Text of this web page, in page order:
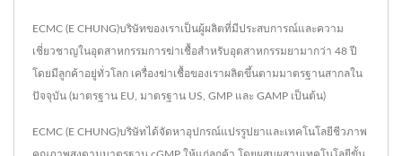
ECMC (E CHUNG)บริษัทของเราเป็นผู้ผลิตที่มีประสบการณ์และความ
เชี่ยวชาญในอุตสาหกรรมการฆ่าเชื้อสำหรับอุตสาหกรรมยามากว่า 48 ปี
โดยมีลูกค้าอยู่ทั่วโลก เครื่องฆ่าเชื้อของเราผลิตขึ้นตามมาตรฐานสากลใน
ปัจจุบัน (มาตรฐาน EU, มาตรฐาน US, GMP และ GAMP เป็นต้น)
ECMC (E CHUNG)บริษัทได้จัดหาอุปกรณ์แปรรูปยาและเทคโนโลยีชีวภาพ